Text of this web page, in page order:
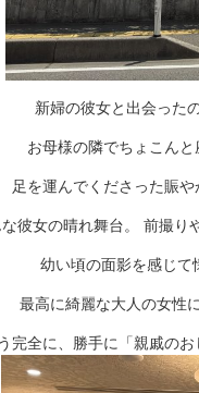
新婦の彼女と出会った
お母様の隣でちょこん
足を運んでくださった賑
彼女の晴れ舞台。 前撮り
幼い頃の面影を感じて
最高に綺麗な大人の女性
完全に、勝手に「親戚の